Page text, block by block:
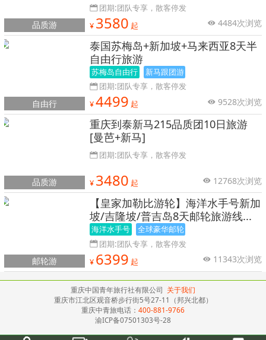
品质游
团期:团队专享，散客停发
¥ 3580 起 4484次浏览
自由行
泰国苏梅岛+新加坡+马来西亚8天半
自由行旅游
苏梅岛自由行 新马跟团游
团期:团队专享，散客停发
¥4499 起 9528次浏览
品质游
重庆到泰新马215品质团10日旅游
[曼芭+新马]
团期:团队专享，散客停发
¥ 3480 起 12768次浏览
邮轮游
【皇家加勒比游轮】海洋水手号新加
坡/吉隆坡/普吉岛8天邮轮旅游线...
海洋水手号 全球豪华邮轮
团期:团队专享，散客停发
¥ 6399 起 11343次浏览
重庆中国青年旅行社有限公司 关于我们
重庆市江北区观音桥步行街5号27-11（邦兴北都）
重庆中青旅电话： 400-881-9766
渝ICP备07501303号-28